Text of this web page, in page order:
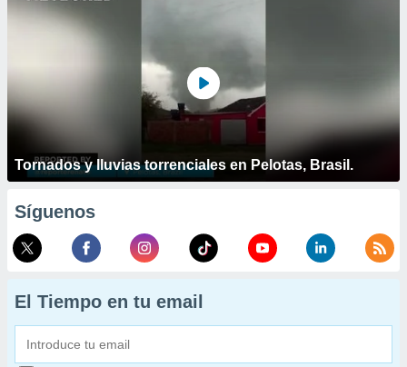
Tornados y lluvias torrenciales en Pelotas, Brasil.
Síguenos
El Tiempo en tu email